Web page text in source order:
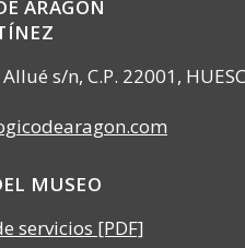
ARAGÓN
s/n, C.P. 22001,
MUSEO
servicios [PDF]